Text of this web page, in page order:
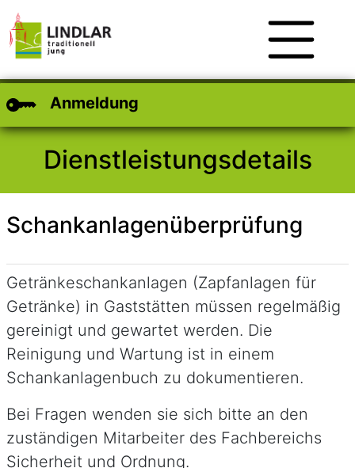
Anmeldung
Dienstleistungsdetails
Schankanlagenüberprüfung
Kurzbeschreibung
Getränkeschankanlagen (Zapfanlagen für
Getränke) in Gaststätten müssen regelmäßig
gereinigt und gewartet werden. Die
Reinigung und Wartung ist in einem
Schankanlagenbuch zu dokumentieren.
Bei Fragen wenden sie sich bitte an den
zuständigen Mitarbeiter des Fachbereichs
Sicherheit und Ordnung.